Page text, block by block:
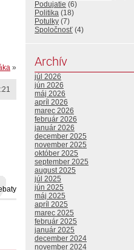
»
Podujatie (6)
Politika (18)
Potulky (7)
Spoločnosť (4)
Archív
júl 2026
jún 2026
máj 2026
apríl 2026
marec 2026
február 2026
január 2026
december 2025
november 2025
október 2025
september 2025
august 2025
júl 2025
jún 2025
máj 2025
apríl 2025
marec 2025
február 2025
január 2025
december 2024
november 2024